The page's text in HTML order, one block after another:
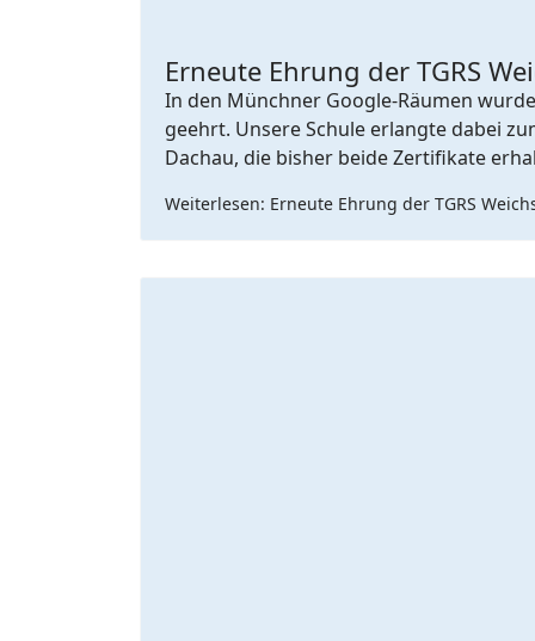
Erneute Ehrung der TGRS
In den Münchner Google-Räumen
geehrt. Unsere Schule erlangte dabei
Dachau, die bisher beide Zertifikate
Weiterlesen: Erneute Ehrung der TGRS